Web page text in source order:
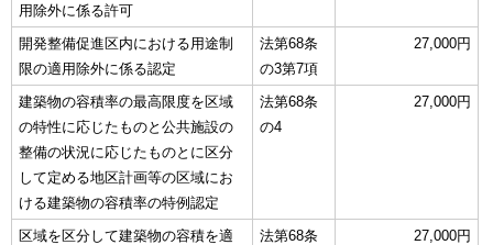
用除外に係る許可
開発整備促進区内における用途制
限の適用除外に係る認定
法第68条
の3第7項
27,000円
建築物の容積率の最高限度を区域
の特性に応じたものと公共施設の
整備の状況に応じたものとに区分
して定める地区計画等の区域にお
ける建築物の容積率の特例認定
法第68条
の4
27,000円
区域を区分して建築物の容積を適
法第68条
27,000円